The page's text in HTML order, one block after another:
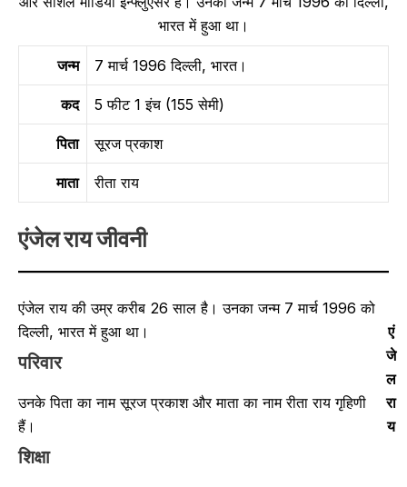
भारत में हुआ था।
जन्म 7 मार्च 1996 दिल्ली, भारत।
कद 5 फीट 1 इंच (155 सेमी)
पिता सूरज प्रकाश
माता रीता राय
एंजेल रायजीवनी
एंजेल राय की उम्र करीब 26 साल है। उनका जन्म 7 मार्च 1996 को
दिल्ली, भारत में हुआ था।
परिवार
उनके पिता का नाम सूरज प्रकाश और माता का नाम रीता राय गृहिणी
हैं।
शिक्षा
एं
जे
ल
रा
य